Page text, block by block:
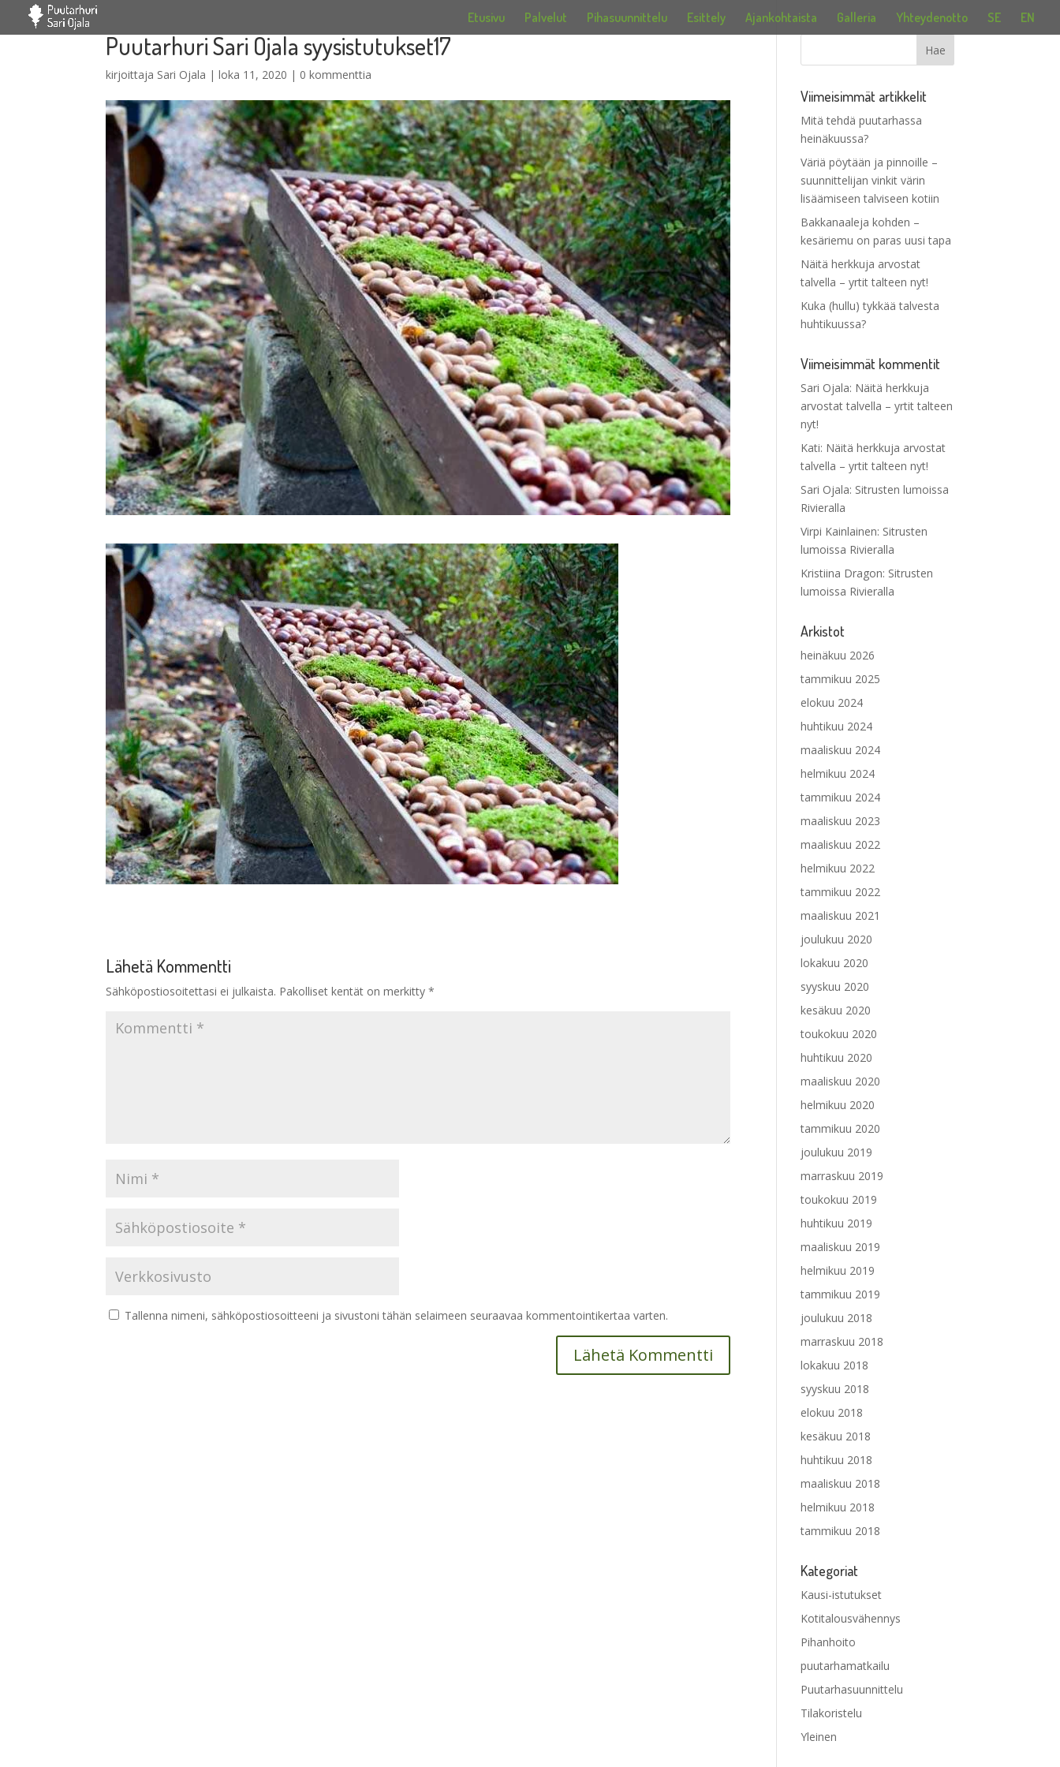
Etusivu Palvelut Pihasuunnittelu Esittely Ajankohtaista Galleria Yhteydenotto SE EN
Puutarhuri Sari Ojala syysistutukset17
kirjoittaja Sari Ojala |loka 11, 2020 | 0 kommenttia
Lähetä Kommentti
Sähköpostiosoitettasi ei julkaista. Pakolliset kentät on merkitty*
Tallenna nimeni, sähköpostiosoitteeni ja sivustoni tähän selaimeen seuraavaa kommentointikertaa varten.
Viimeisimmät artikkelit
Mitä tehdä puutarhassa
heinäkuussa?
Väriä pöytään ja pinnoille –
suunnittelijan vinkit värin
lisäämiseen talviseen kotiin
Bakkanaaleja kohden –
kesäriemu on paras uusi tapa
Näitä herkkuja arvostat
talvella – yrtit talteen nyt!
Kuka (hullu) tykkää talvesta
huhtikuussa?
Viimeisimmät kommentit
Sari Ojala: Näitä herkkuja
arvostat talvella – yrtit talteen
nyt!
Kati: Näitä herkkuja arvostat
talvella – yrtit talteen nyt!
Sari Ojala: Sitrusten lumoissa
Rivieralla
Virpi Kainlainen: Sitrusten
lumoissa Rivieralla
Kristiina Dragon: Sitrusten
lumoissa Rivieralla
Arkistot
heinäkuu 2026
tammikuu 2025
elokuu 2024
huhtikuu 2024
maaliskuu 2024
helmikuu 2024
tammikuu 2024
maaliskuu 2023
maaliskuu 2022
helmikuu 2022
tammikuu 2022
maaliskuu 2021
joulukuu 2020
lokakuu 2020
syyskuu 2020
kesäkuu 2020
toukokuu 2020
huhtikuu 2020
maaliskuu 2020
helmikuu 2020
tammikuu 2020
joulukuu 2019
marraskuu 2019
toukokuu 2019
huhtikuu 2019
maaliskuu 2019
helmikuu 2019
tammikuu 2019
joulukuu 2018
marraskuu 2018
lokakuu 2018
syyskuu 2018
elokuu 2018
kesäkuu 2018
huhtikuu 2018
maaliskuu 2018
helmikuu 2018
tammikuu 2018
Kategoriat
Kausi-istutukset
Kotitalousvähennys
Pihanhoito
puutarhamatkailu
Puutarhasuunnittelu
Tilakoristelu
Yleinen